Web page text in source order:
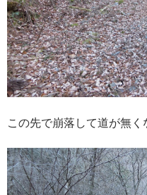
この先で崩落して道が無く